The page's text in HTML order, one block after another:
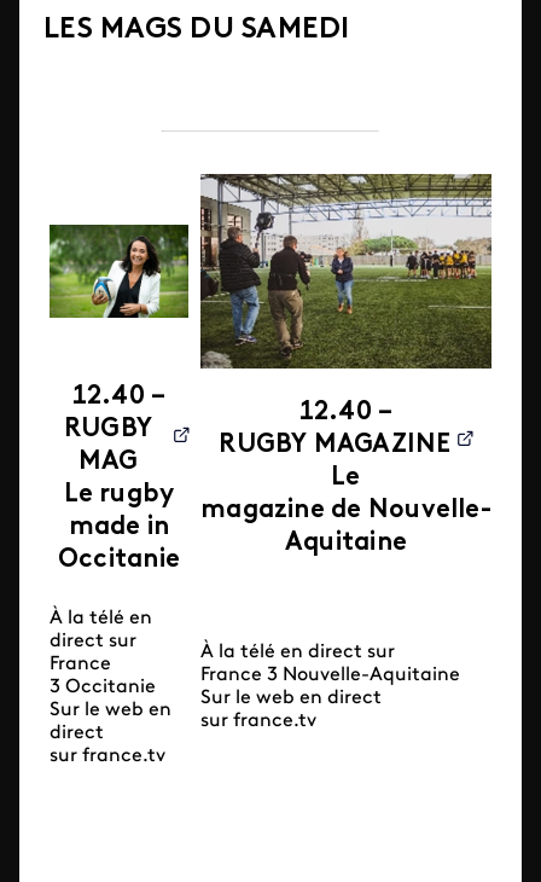
LES MAGS DU SAMEDI
12.40 –
RUGBY
MAG
Le rugby
made in
Occitanie
12.40 –
RUGBY MAGAZINE
Le
magazine de Nouvelle-
Aquitaine
À la télé en
direct sur
France
3 Occitanie
Sur le web en
direct
sur france.tv
À la télé en direct sur
France 3 Nouvelle-Aquitaine
Sur le web en direct
sur france.tv